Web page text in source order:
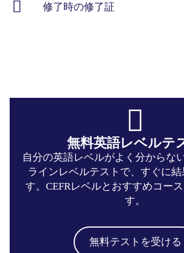
修了時の修了証
無料英語レベルテ
自分の英語レベルがよく分からな
ラインレベルテストで、すぐに結
す。CEFRレベルとおすすめコー
す。
無料テストを受ける